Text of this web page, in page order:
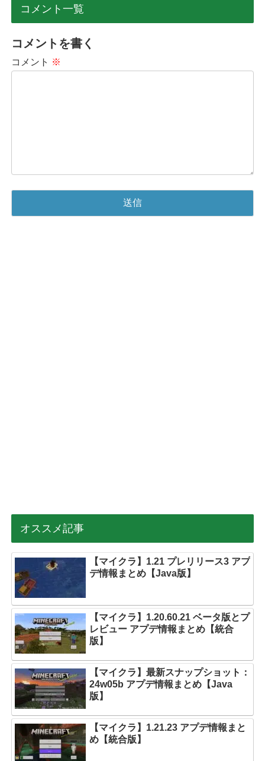
コメント一覧
コメントを書く
コメント ※
オススメ記事
【マイクラ】1.21 プレリリース3 アプ
デ情報まとめ【Java版】
【マイクラ】1.20.60.21 ベータ版とプ
レビュー アプデ情報まとめ【統合
版】
【マイクラ】最新スナップショット：
24w05b アプデ情報まとめ【Java
版】
【マイクラ】1.21.23 アプデ情報まと
め【統合版】